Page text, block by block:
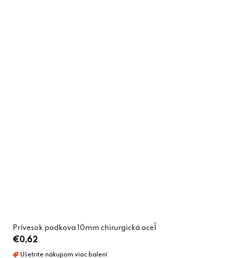
Prívesok podkova 10mm chirurgická oceľ
€0,62